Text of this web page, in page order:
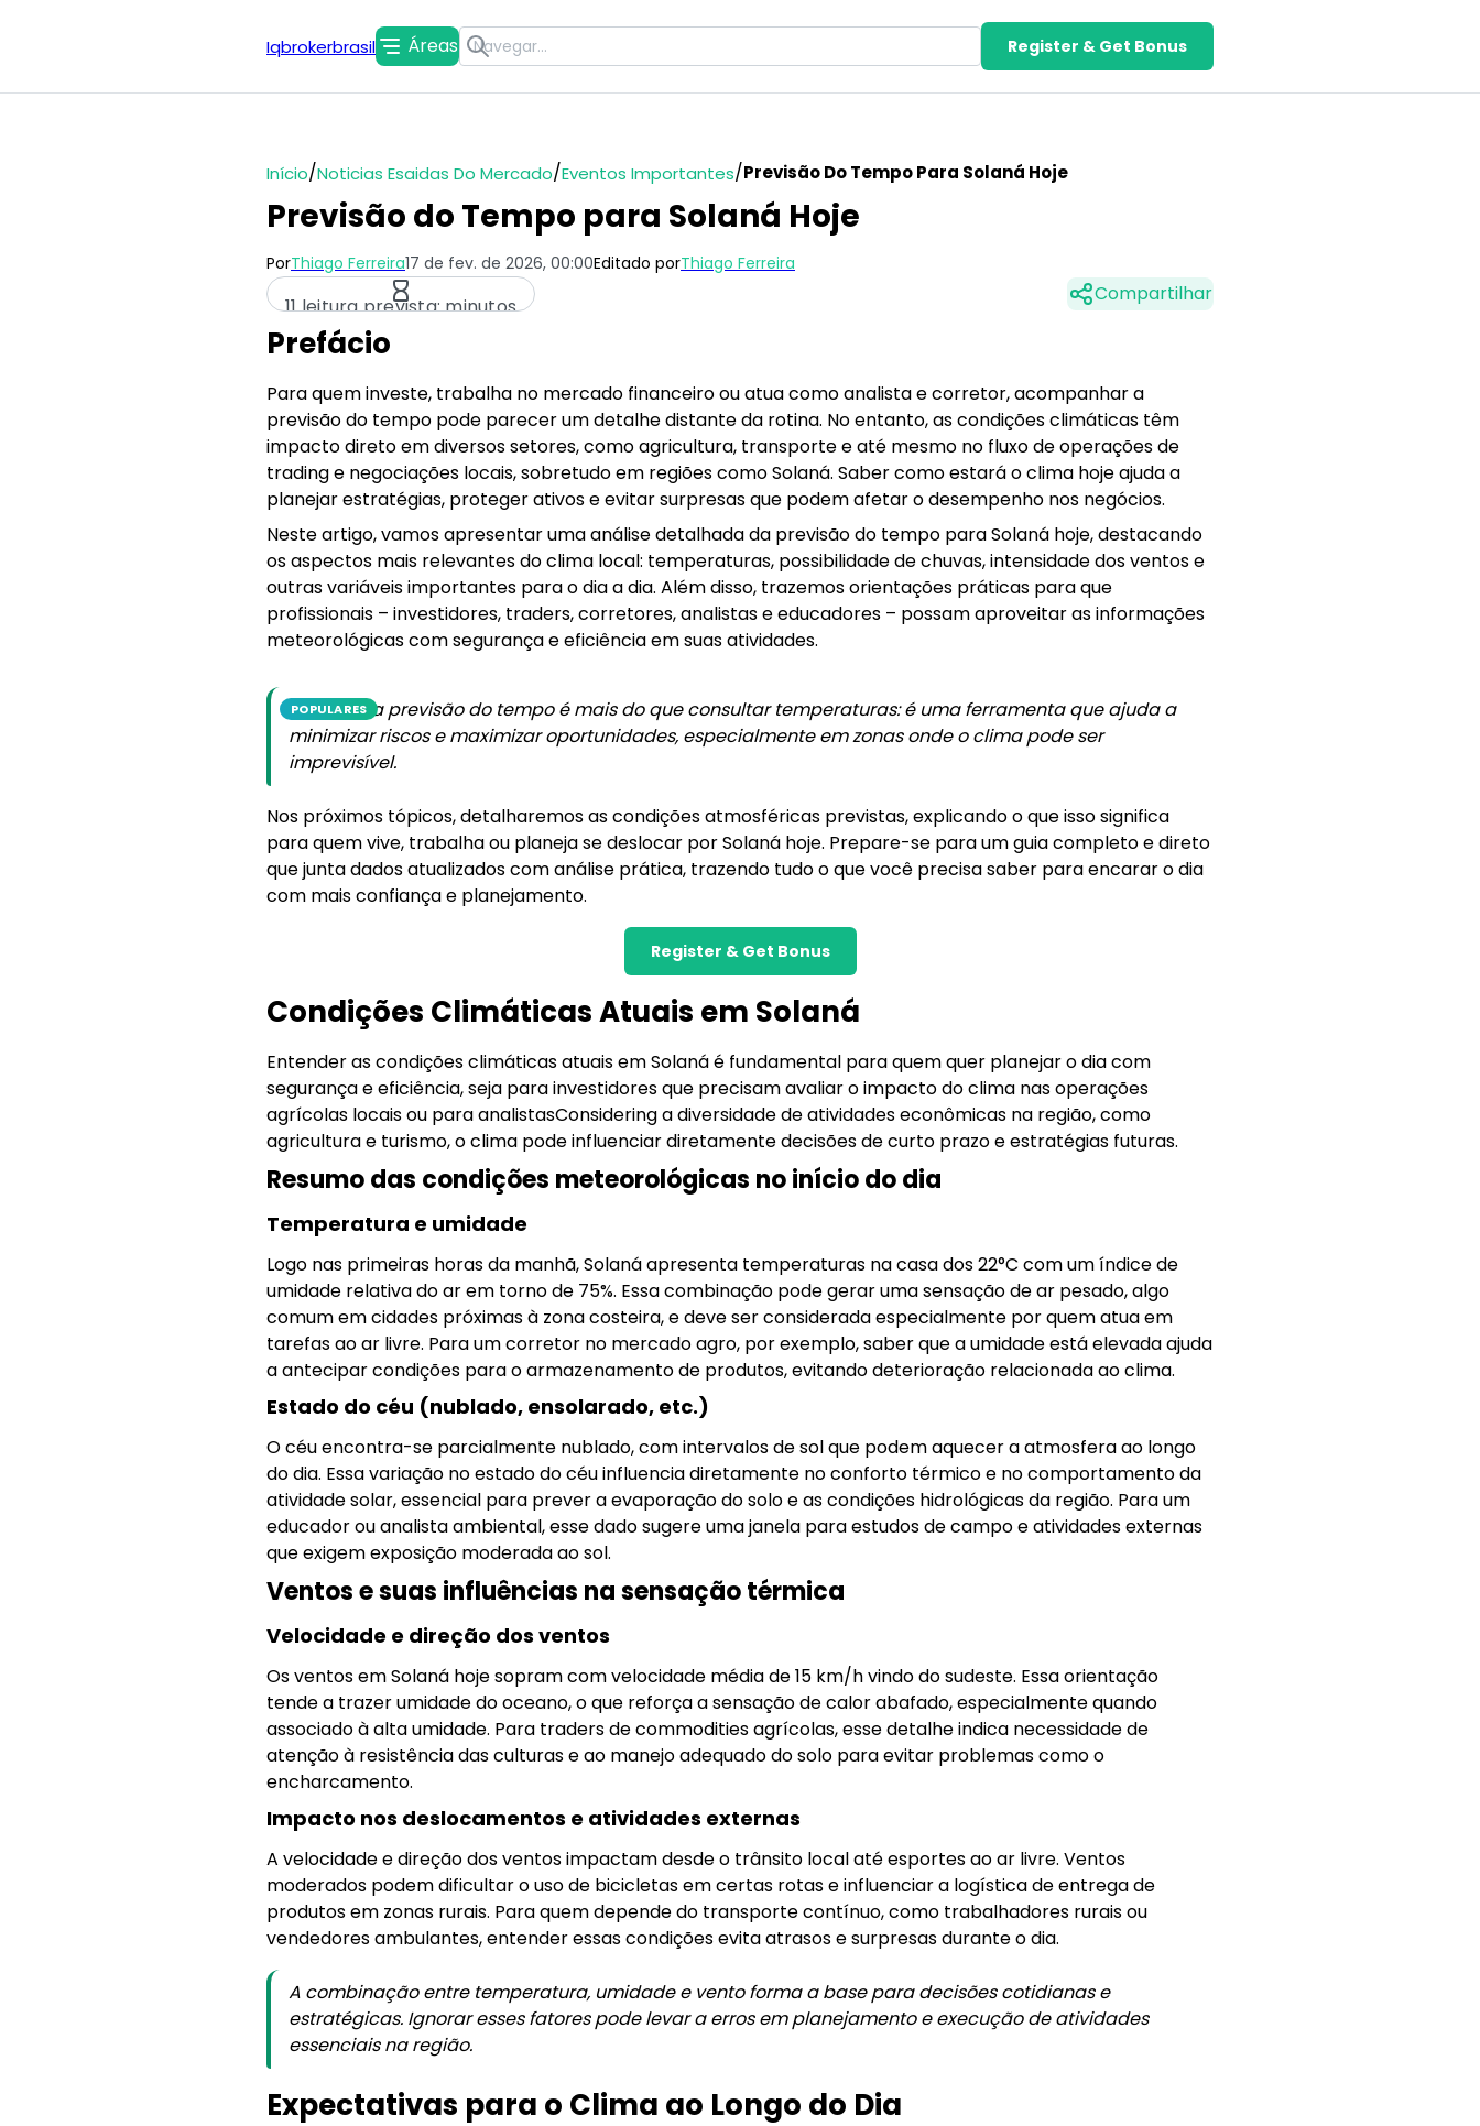
Iqbrokerbrasil Áreas Register & Get Bonus
Início/Noticias Esaidas Do Mercado/Eventos Importantes/Previsão Do Tempo Para Solaná Hoje
Previsão do Tempo para Solaná Hoje
PorThiago Ferreira17 de fev. de 2026, 00:00Editado porThiago Ferreira
11 leitura prevista: minutos
Compartilhar
Prefácio
Para quem investe, trabalha no mercado financeiro ou atua como analista e corretor, acompanhar a
previsão do tempo pode parecer um detalhe distante da rotina. No entanto, as condições climáticas têm
impacto direto em diversos setores, como agricultura, transporte e até mesmo no fluxo de operações de
trading e negociações locais, sobretudo em regiões como Solaná. Saber como estará o clima hoje ajuda a
planejar estratégias, proteger ativos e evitar surpresas que podem afetar o desempenho nos negócios.
Neste artigo, vamos apresentar uma análise detalhada da previsão do tempo para Solaná hoje, destacando
os aspectos mais relevantes do clima local: temperaturas, possibilidade de chuvas, intensidade dos ventos e
outras variáveis importantes para o dia a dia. Além disso, trazemos orientações práticas para que
profissionais – investidores, traders, corretores, analistas e educadores – possam aproveitar as informações
meteorológicas com segurança e eficiência em suas atividades.
POPULARES
Entender a previsão do tempo é mais do que consultar temperaturas: é uma ferramenta que ajuda a
minimizar riscos e maximizar oportunidades, especialmente em zonas onde o clima pode ser
imprevisível.
Nos próximos tópicos, detalharemos as condições atmosféricas previstas, explicando o que isso significa
para quem vive, trabalha ou planeja se deslocar por Solaná hoje. Prepare-se para um guia completo e direto
que junta dados atualizados com análise prática, trazendo tudo o que você precisa saber para encarar o dia
com mais confiança e planejamento.
Register & Get Bonus
Condições Climáticas Atuais em Solaná
Entender as condições climáticas atuais em Solaná é fundamental para quem quer planejar o dia com
segurança e eficiência, seja para investidores que precisam avaliar o impacto do clima nas operações
agrícolas locais ou para analistasConsidering a diversidade de atividades econômicas na região, como
agricultura e turismo, o clima pode influenciar diretamente decisões de curto prazo e estratégias futuras.
Resumo das condições meteorológicas no início do dia
Temperatura e umidade
Logo nas primeiras horas da manhã, Solaná apresenta temperaturas na casa dos 22°C com um índice de
umidade relativa do ar em torno de 75%. Essa combinação pode gerar uma sensação de ar pesado, algo
comum em cidades próximas à zona costeira, e deve ser considerada especialmente por quem atua em
tarefas ao ar livre. Para um corretor no mercado agro, por exemplo, saber que a umidade está elevada ajuda
a antecipar condições para o armazenamento de produtos, evitando deterioração relacionada ao clima.
Estado do céu (nublado, ensolarado, etc.)
O céu encontra-se parcialmente nublado, com intervalos de sol que podem aquecer a atmosfera ao longo
do dia. Essa variação no estado do céu influencia diretamente no conforto térmico e no comportamento da
atividade solar, essencial para prever a evaporação do solo e as condições hidrológicas da região. Para um
educador ou analista ambiental, esse dado sugere uma janela para estudos de campo e atividades externas
que exigem exposição moderada ao sol.
Ventos e suas influências na sensação térmica
Velocidade e direção dos ventos
Os ventos em Solaná hoje sopram com velocidade média de 15 km/h vindo do sudeste. Essa orientação
tende a trazer umidade do oceano, o que reforça a sensação de calor abafado, especialmente quando
associado à alta umidade. Para traders de commodities agrícolas, esse detalhe indica necessidade de
atenção à resistência das culturas e ao manejo adequado do solo para evitar problemas como o
encharcamento.
Impacto nos deslocamentos e atividades externas
A velocidade e direção dos ventos impactam desde o trânsito local até esportes ao ar livre. Ventos
moderados podem dificultar o uso de bicicletas em certas rotas e influenciar a logística de entrega de
produtos em zonas rurais. Para quem depende do transporte contínuo, como trabalhadores rurais ou
vendedores ambulantes, entender essas condições evita atrasos e surpresas durante o dia.
A combinação entre temperatura, umidade e vento forma a base para decisões cotidianas e
estratégicas. Ignorar esses fatores pode levar a erros em planejamento e execução de atividades
essenciais na região.
Expectativas para o Clima ao Longo do Dia